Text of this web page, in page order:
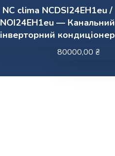
NC clima NCDSI24EH1eu /
NOI24EH1eu — Канальний
інверторний кондиціонер
80000,00 ₴